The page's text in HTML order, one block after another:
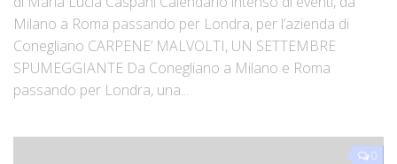
Milano a Roma passando per Londra, per l’azienda di
Conegliano CARPENE’ MALVOLTI, UN SETTEMBRE
SPUMEGGIANTE Da Conegliano a Milano e Roma
passando per Londra, una...
0